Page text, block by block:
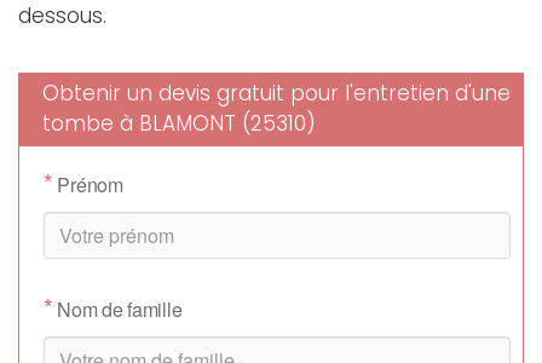
dessous.
Obtenir un devis gratuit pour l'entretien d'une
tombe à BLAMONT (25310)
* Prénom
* Nom de famille